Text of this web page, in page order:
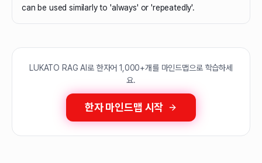
can be used similarly to 'always' or 'repeatedly'.
LUKATO RAG AI로 한자어 1,000+개를 마인드맵으로 학습하세
요.
한자 마인드맵 시작